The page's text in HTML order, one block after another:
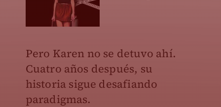
Pero Karen no se detuvo ahí.
Cuatro años después, su
historia sigue desafiando
paradigmas.